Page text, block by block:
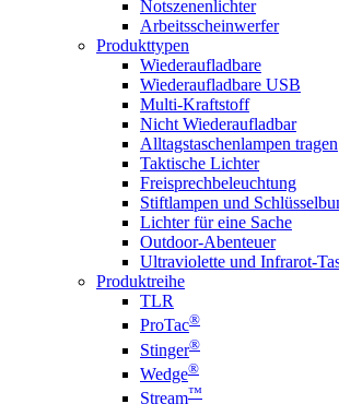
Notszenenlichter
Arbeitsscheinwerfer
Produkttypen
Wiederaufladbare
Wiederaufladbare USB
Multi-Kraftstoff
Nicht Wiederaufladbar
Alltagstaschenlampen tragen
Taktische Lichter
Freisprechbeleuchtung
Stiftlampen und
Lichter für eine Sache
Outdoor-Abenteuer
Ultraviolette und Infrarot-
Produktreihe
TLR
ProTac®
Stinger®
Wedge®
Stream™